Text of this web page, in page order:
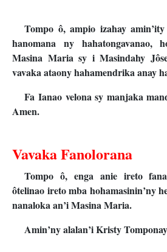
Tompo ô, ampio izahay
hanomana ny hahatongavanao,
Masina Maria sy i Masindahy
vavaka ataony hahamendrika anay
Fa Ianao velona sy manjaka
Amen.
Vavaka Fanolorana
Tompo ô, enga anie ireto
ôtelinao ireto mba hohamasinin’ny
nanaloka an’i Masina Maria.
Amin’ny alalan’i Kristy